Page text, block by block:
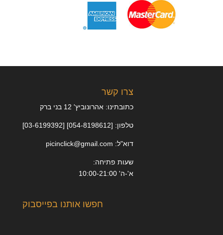
צרו קשר
כתובתינו: אהרונוביץ' 12 בני ברק
טלפון: [054-8198612] [03-6199392]
דוא"ל: picinclick@gmail.com
שעות פתיחה:
א'-ה' 10:00-21:00
חפשו אותנו בפייסבוק